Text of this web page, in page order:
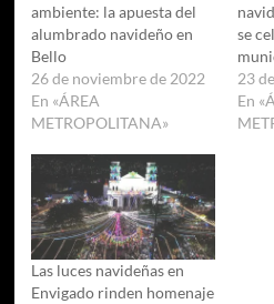
ambiente: la apuesta del
alumbrado navideño en
Bello
26 de noviembre de 2022
En «ÁREA
METROPOLITANA»
se
23
En
Las luces navideñas en
Envigado rinden homenaje